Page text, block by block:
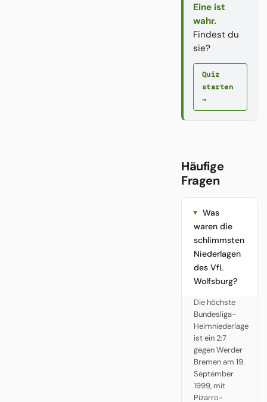
Eine ist
wahr.
Findest du
sie?
Quiz
starten
→
Häufige
Fragen
Was
waren die
schlimmsten
Niederlagen
des VfL
Wolfsburg?
Die höchste
Bundesliga-
Heimniederlage
ist ein 2:7
gegen Werder
Bremen am 19.
September
1999, mit
Pizarro-